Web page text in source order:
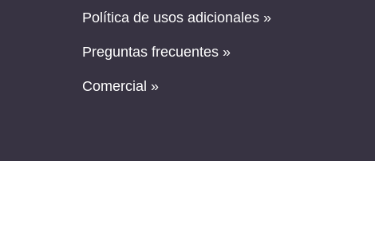
Política de usos adicionales »
Preguntas frecuentes »
Comercial »